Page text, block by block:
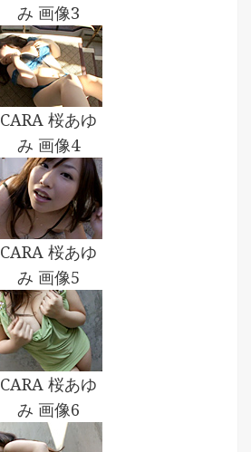
み 画像3
CARA 桜あゆ
み 画像4
CARA 桜あゆ
み 画像5
CARA 桜あゆ
み 画像6